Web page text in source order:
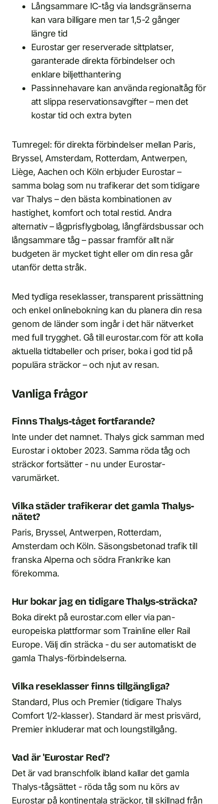
Långsammare IC-tåg via landsgränserna
kan vara billigare men tar 1,5-2 gånger
längre tid
Eurostar ger reserverade sittplatser,
garanterade direkta förbindelser och
enklare biljetthantering
Passinnehavare kan använda regionaltåg för
att slippa reservationsavgifter – men det
kostar tid och extra byten
Tumregel: för direkta förbindelser mellan Paris,
Bryssel, Amsterdam, Rotterdam, Antwerpen,
Liège, Aachen och Köln erbjuder Eurostar –
samma bolag som nu trafikerar det som tidigare
var Thalys – den bästa kombinationen av
hastighet, komfort och total restid. Andra
alternativ – lågprisflygbolag, långfärdsbussar och
långsammare tåg – passar framför allt när
budgeten är mycket tight eller om din resa går
utanför detta stråk.
Med tydliga reseklasser, transparent prissättning
och enkel onlinebokning kan du planera din resa
genom de länder som ingår i det här nätverket
med full trygghet. Gå till eurostar.com för att kolla
aktuella tidtabeller och priser, boka i god tid på
populära sträckor – och njut av resan.
Vanliga frågor
Finns Thalys-tåget fortfarande?
Inte under det namnet. Thalys gick samman med
Eurostar i oktober 2023. Samma röda tåg och
sträckor fortsätter - nu under Eurostar-
varumärket.
Vilka städer trafikerar det gamla Thalys-
nätet?
Paris, Bryssel, Antwerpen, Rotterdam,
Amsterdam och Köln. Säsongsbetonad trafik till
franska Alperna och södra Frankrike kan
förekomma.
Hur bokar jag en tidigare Thalys-sträcka?
Boka direkt på eurostar.com eller via pan-
europeiska plattformar som Trainline eller Rail
Europe. Välj din sträcka - du ser automatiskt de
gamla Thalys-förbindelserna.
Vilka reseklasser finns tillgängliga?
Standard, Plus och Premier (tidigare Thalys
Comfort 1/2-klasser). Standard är mest prisvärd,
Premier inkluderar mat och loungstillgång.
Vad är 'Eurostar Red'?
Det är vad branschfolk ibland kallar det gamla
Thalys-tågsättet - röda tåg som nu körs av
Eurostar på kontinentala sträckor, till skillnad från